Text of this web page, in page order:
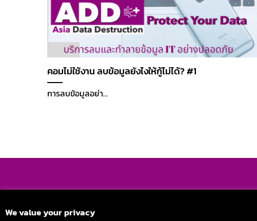
คอมไม่ใช้งาน ลบข้อมูลยังไงให้กู้ไม่ได้? #1
การลบข้อมูลอย่า...
We value your privacy